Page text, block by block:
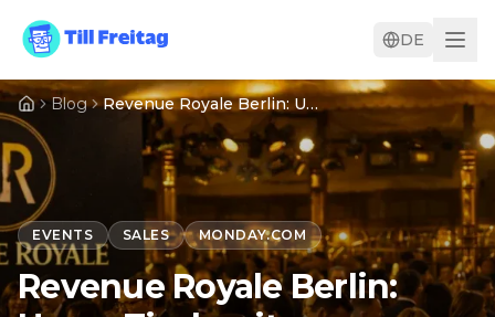
DE
Blog Revenue Royale Berlin: Unser Tisch mit monday.com – plus Workshop am Event-Tag
EVENTS SALES MONDAY.COM
Revenue Royale Berlin: